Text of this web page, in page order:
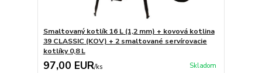
Smaltovaný kotlík 16 L (1,2 mm) + kovová kotlina
39 CLASSIC (KOV) + 2 smaltované servírovacie
kotlíky 0,8 L
97,00 EUR/ks Skladom